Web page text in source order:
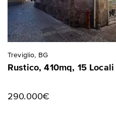
Treviglio, BG
Rustico, 410mq, 15 Locali
290.000€